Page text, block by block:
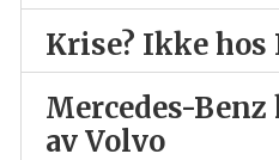
Krise? Ikke hos
Mercedes-
av Volvo